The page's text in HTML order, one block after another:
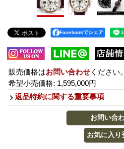
Facebookでシェア
販売価格はお問い合わせ ください。
希望小売価格: 1,595,000円
返品特約に関する重要事項